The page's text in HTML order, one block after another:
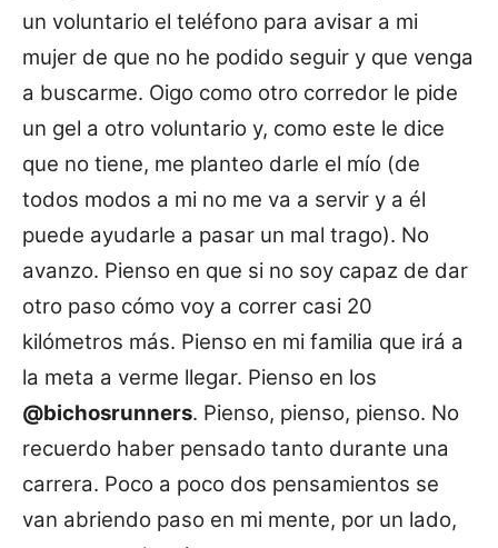
un voluntario el teléfono para avisar a mi
mujer de que no he podido seguir y que venga
a buscarme. Oigo como otro corredor le pide
un gel a otro voluntario y, como este le dice
que no tiene, me planteo darle el mío (de
todos modos a mi no me va a servir y a él
puede ayudarle a pasar un mal trago). No
avanzo. Pienso en que si no soy capaz de dar
otro paso cómo voy a correr casi 20
kilómetros más. Pienso en mi familia que irá a
la meta a verme llegar. Pienso en los
@bichosrunners. Pienso, pienso, pienso. No
recuerdo haber pensado tanto durante una
carrera. Poco a poco dos pensamientos se
van abriendo paso en mi mente, por un lado,